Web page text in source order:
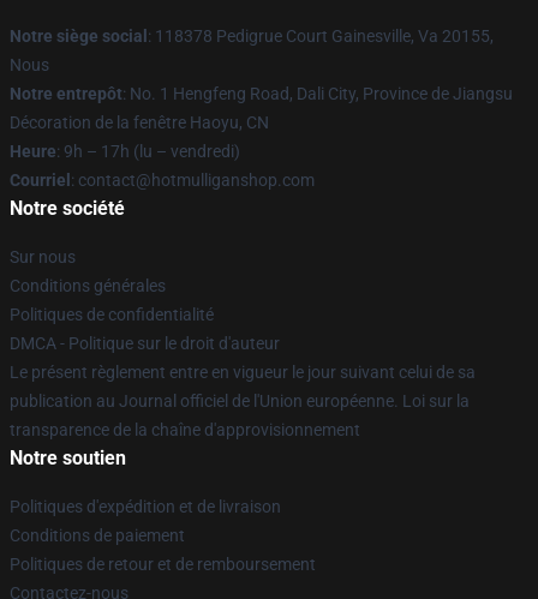
Notre siège social : 118378 Pedigrue Court Gainesville, Va 20155,
Nous
Notre entrepôt: No. 1 Hengfeng Road, Dali City, Province de Jiangsu
Décoration de la fenêtre Haoyu, CN
Heure: 9h – 17h (lu – vendredi)
Courriel : contact@hotmulliganshop.com
Notre société
Sur nous
Conditions générales
Politiques de confidentialité
DMCA - Politique sur le droit d'auteur
Le présent règlement entre en vigueur le jour suivant celui de sa
publication au Journal officiel de l'Union européenne. Loi sur la
transparence de la chaîne d'approvisionnement
Notre soutien
Politiques d'expédition et de livraison
Conditions de paiement
Politiques de retour et de remboursement
Contactez-nous